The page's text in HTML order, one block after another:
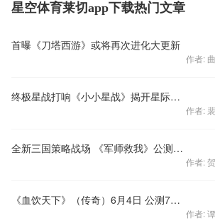
星空体育莱切app下载热门文章
首曝《刀塔西游》或将再次进化大更新
作者:
终极星战打响《小小星战》揭开星际冒险新篇章
作者:
全新三国策略战场 《军师救我》公测宣传片首曝
作者:
《血饮天下》（传奇）6月4日 公测7区开服
作者: